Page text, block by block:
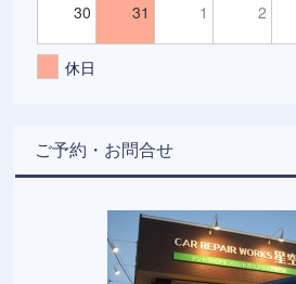
30 31 1 2
休日
ご予約・お問合せ